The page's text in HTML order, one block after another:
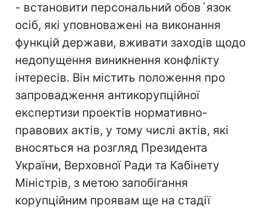
- встановити персональний обов´язок
осіб, які уповноважені на виконання
функцій держави, вживати заходів щодо
недопущення виникнення конфлікту
інтересів. Він містить положення про
запровадження антикорупційної
експертизи проектів нормативно-
правових актів, у тому числі актів, які
вносяться на розгляд Президента
України, Верховної Ради та Кабінету
Міністрів, з метою запобігання
корупційним проявам ще на стадії